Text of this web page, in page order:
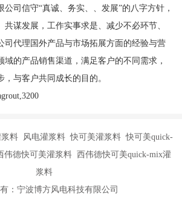
司信守“真诚、务实、、发展”的八字方针，
共谋发展，工作实事求是、减少不必环节、
司代理国外产品与市场拓展方面的经验与营
域的产品销售渠道，满足客户的不同需求，
与客户共同成长的目的。
料 风电灌浆料 快可美灌浆料 快可美quick-
德快可美灌浆料 西伟德快可美quick-mix灌
浆料
：宁波博方风电科技有限公司